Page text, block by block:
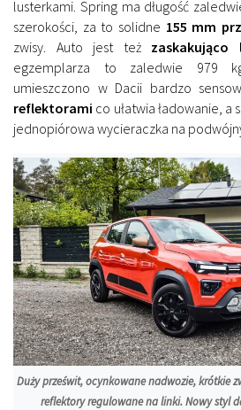
lusterkami. Spring ma długość
szerokości, za to solidne 155 mm
zwisy. Auto jest też zaskakująco
egzemplarza to zaledwie 979
umieszczono w Dacii bardzo
reflektorami co ułatwia ładowanie, a
jednopiórowa wycieraczka na
Duży prześwit, ocynkowane nadwozie, krótkie
reflektory regulowane na linki. Nowy styl